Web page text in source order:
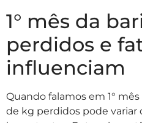
1° mês da
perdidos e
influenciam
Quando falamos em 1°
de kg perdidos pode variar